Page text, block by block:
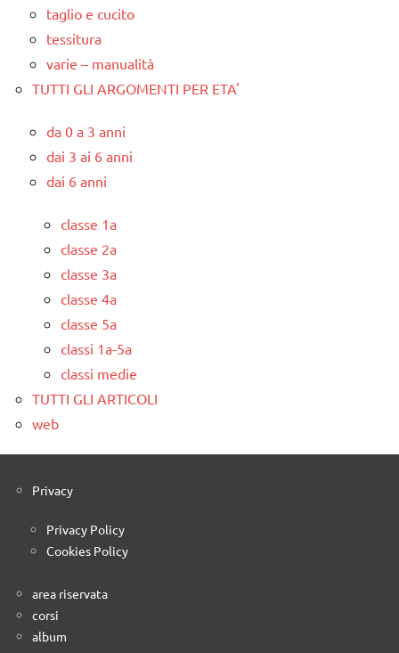
taglio e cucito
tessitura
varie – manualità
TUTTI GLI ARGOMENTI PER ETA'
da 0 a 3 anni
dai 3 ai 6 anni
dai 6 anni
classe 1a
classe 2a
classe 3a
classe 4a
classe 5a
classi 1a-5a
classi medie
TUTTI GLI ARTICOLI
web
Privacy
Privacy Policy
Cookies Policy
area riservata
corsi
album